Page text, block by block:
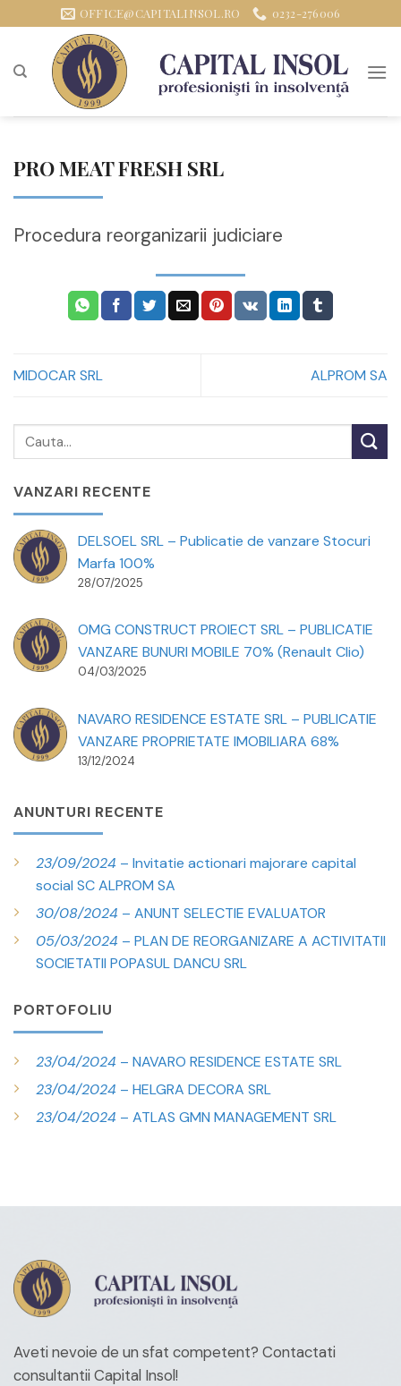
conținut
OFFICE@CAPITALINSOL.RO 0232-276006
PRO MEAT FRESH SRL
Procedura reorganizarii judiciare
MIDOCAR SRL ALPROM SA
VANZARI RECENTE
DELSOEL SRL – Publicatie de vanzare Stocuri
Marfa 100%
28/07/2025
OMG CONSTRUCT PROIECT SRL – PUBLICATIE
VANZARE BUNURI MOBILE 70% (Renault Clio)
04/03/2025
NAVARO RESIDENCE ESTATE SRL – PUBLICATIE
VANZARE PROPRIETATE IMOBILIARA 68%
13/12/2024
ANUNTURI RECENTE
23/09/2024 – Invitatie actionari majorare capital
social SC ALPROM SA
30/08/2024 – ANUNT SELECTIE EVALUATOR
05/03/2024 – PLAN DE REORGANIZARE A ACTIVITATII
SOCIETATII POPASUL DANCU SRL
PORTOFOLIU
23/04/2024 – NAVARO RESIDENCE ESTATE SRL
23/04/2024 – HELGRA DECORA SRL
23/04/2024 – ATLAS GMN MANAGEMENT SRL
Aveti nevoie de un sfat competent? Contactati
consultantii Capital Insol!